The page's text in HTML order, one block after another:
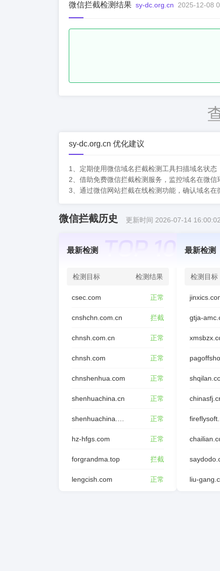
微信拦截检测结果 sy-dc.org.cn 2025-12-08
sy-dc.org.cn 优化建议
1、定期使用微信域名拦截检测工具扫描域名状
2、借助免费微信拦截检测服务，监控域名在微
3、通过微信网站拦截在线检测功能，确认域名
微信拦截历史 更新时间 2026-07-14
最新检测
检测目标 检测结果
csec.com 正常
cnshchn.com.cn 拦截
chnsh.com.cn 正常
chnsh.com 正常
chnshenhua.com 正常
shenhuachina.cn 正常
正常
hz-hfgs.com 正常
forgrandma.top 拦截
lengcish.com 正常
最新检测
检测目标
gtja-
liu-